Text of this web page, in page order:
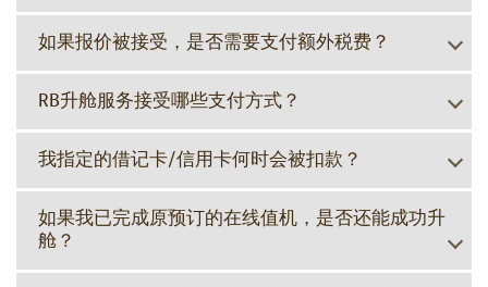
如果报价被接受，是否需要支付额外税费？
RB升舱服务接受哪些支付方式？
我指定的借记卡/信用卡何时会被扣款？
如果我已完成原预订的在线值机，是否还能成功升
舱？